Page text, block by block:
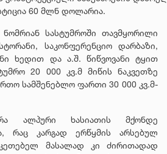
60 მლნ დოლარია.
ნომრიან სასტუმროში თავმყორილი
საკონფერენციო დარბაზი,
ხედით და ა.შ. წიწვოვანი ტყით
20 000 კვ.მ მიწის ნაკვეთზე
სამშენებლო ფართი 30 000 კვ.მ-
ალპური ხასიათის მქონდე
რაც კარგად ერწყმის არსებულ
მასალად კი ძირითადად